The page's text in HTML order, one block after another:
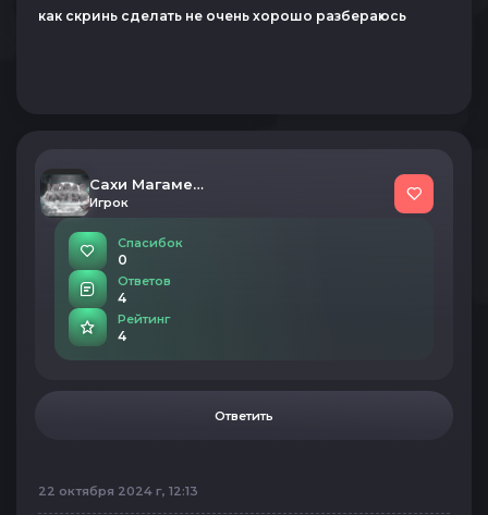
как скринь сделать не очень хорошо разбераюсь
Сахи Магамедов
Игрок
Спасибок
0
Ответов
4
Рейтинг
4
Ответить
22 октября 2024 г, 12:13